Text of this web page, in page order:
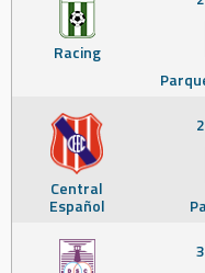
Racing
Central
Español